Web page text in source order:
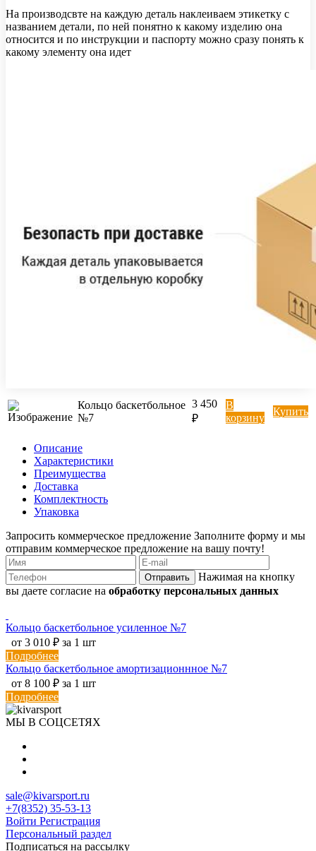
На производсвте на каждую деталь наклеиваем этикетку с
названием детали, по ней понятно к какому изделию она
относится и по инструкции и паспорту можно сразу понять к
какому элементу она идет
Кольцо баскетбольное
№7
3 450
₽
В
корзину
Купить
Описание
Характеристики
Преимущества
Доставка
Комплектность
Упаковка
Запросить коммерческое предложение Заполните форму и мы
отправим коммерческое предложение на вашу почту!
Отправить
Нажимая на кнопку
вы даете согласие на обработку персональных данных
Кольцо баскетбольное усиленное №7
от 3 010 ₽ за 1 шт
Подробнее
Кольцо баскетбольное амортизационнное №7
от 8 100 ₽ за 1 шт
Подробнее
МЫ В СОЦСЕТЯХ
sale@kivarsport.ru
+7(8352) 35-53-13
Войти Регистрация
Персональный раздел
Подписаться на рассылку